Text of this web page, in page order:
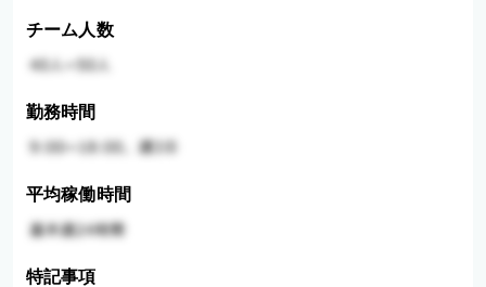
チーム人数
勤務時間
平均稼働時間
特記事項